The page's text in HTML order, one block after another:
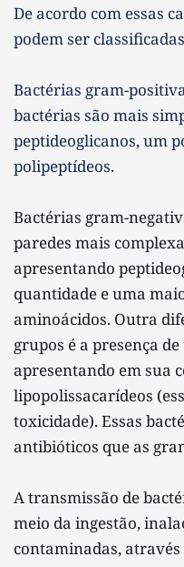
De acordo com essas
podem ser
Bactérias gram-
bactérias são mais
peptideoglicanos, um
polipeptídeos.
Bactérias gram-
paredes mais
apresentando
quantidade e uma
aminoácidos. Outra
grupos é a presença
apresentando em sua
lipopolissacarídeos
toxicidade). Essas
antibióticos que as
A transmissão de
meio da ingestão,
contaminadas,